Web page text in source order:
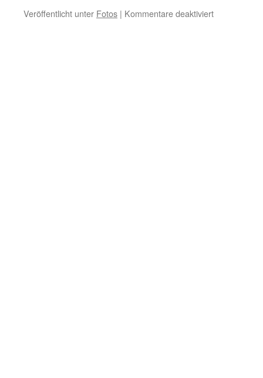
Veröffentlicht unter Fotos | Kommentare deaktiviertfür